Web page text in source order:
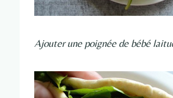
Ajouter une poignée de bébé